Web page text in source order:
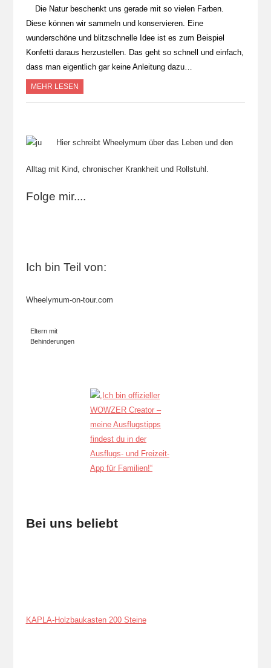
Die Natur beschenkt uns gerade mit so vielen Farben.
Diese können wir sammeln und konservieren. Eine
wunderschöne und blitzschnelle Idee ist es zum Beispiel
Konfetti daraus herzustellen. Das geht so schnell und einfach,
dass man eigentlich gar keine Anleitung dazu…
MEHR LESEN
Hier schreibt Wheelymum über das Leben und den
Alltag mit Kind, chronischer Krankheit und Rollstuhl.
Folge mir....
Ich bin Teil von:
Wheelymum-on-tour.com
Eltern mit
Behinderungen
Bei uns beliebt
KAPLA-Holzbaukasten 200 Steine